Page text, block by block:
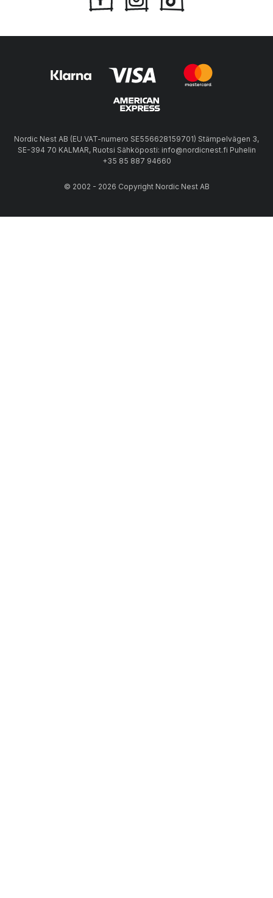
Nordic Nest AB (EU VAT-numero SE556628159701) Stämpelvägen 3,
SE-394 70 KALMAR, Ruotsi Sähköposti: info@nordicnest.fi Puhelin
+35 85 887 94660
© 2002 - 2026 Copyright Nordic Nest AB